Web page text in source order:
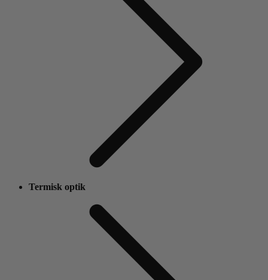
Termisk optik